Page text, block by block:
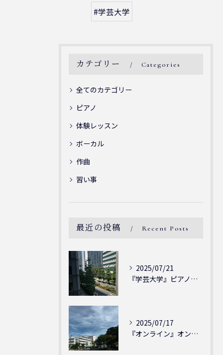
#学芸大学
カテゴリー Categories
全てのカテゴリー
ピアノ
体験レッスン
ボーカル
作曲
習い事
最近の投稿 Recent Posts
2025/07/21
『学芸大学』ピアノを弾ける喜び - シェリー・アーツ音楽教室...
2025/07/17
『オンライン』オンラインの会員様大募集中！シェリー・アーツ音...